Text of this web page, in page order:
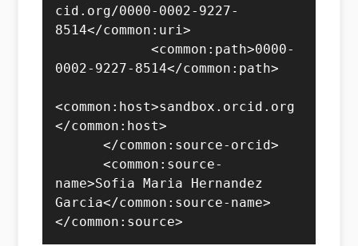
cid.org/0000-0002-9227-
8514</common:uri>
            <common:path>0000-
0002-9227-8514</common:path>
<common:host>sandbox.orcid.org
</common:host>
      </common:source-orcid>
      <common:source-
name>Sofia Maria Hernandez
Garcia</common:source-name>
</common:source>